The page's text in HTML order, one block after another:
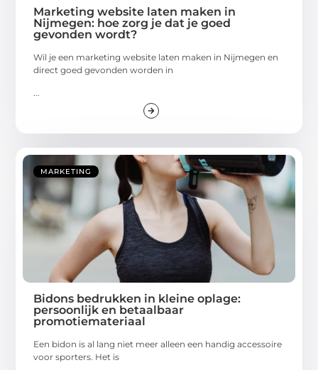
Marketing website laten maken in
Nijmegen: hoe zorg je dat je goed
gevonden wordt?
Wil je een marketing website laten maken in Nijmegen en
direct goed gevonden worden in
...
MARKETING
Bidons bedrukken in kleine oplage:
persoonlijk en betaalbaar
promotiemateriaal
Een bidon is al lang niet meer alleen een handig accessoire
voor sporters. Het is